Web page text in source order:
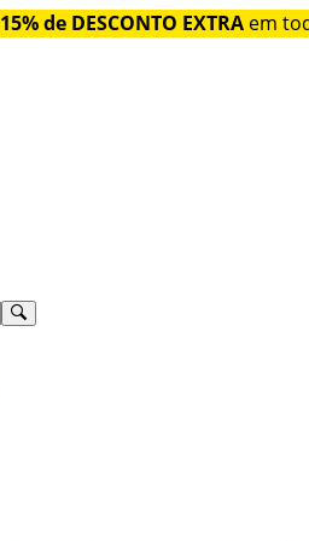
15% de DESCONTO EXTRA em